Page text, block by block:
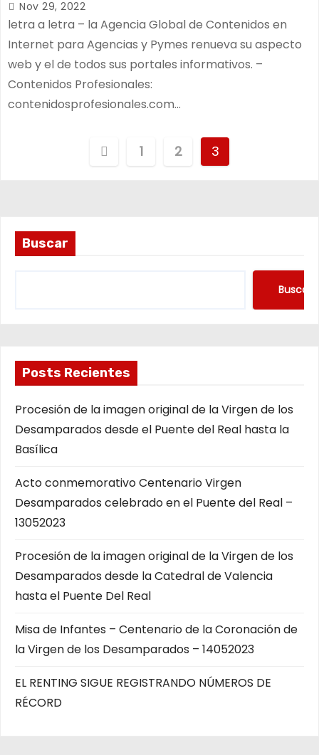
Nov 29, 2022
letra a letra – la Agencia Global de Contenidos en
Internet para Agencias y Pymes renueva su aspecto
web y el de todos sus portales informativos. –
Contenidos Profesionales:
contenidosprofesionales.com…
i
ó
n
e
e
t
r
a
d
a
1 2 3
Buscar
Buscar
Posts Recientes
Procesión de la imagen original de la Virgen de los
Desamparados desde el Puente del Real hasta la
Basílica
Acto conmemorativo Centenario Virgen
Desamparados celebrado en el Puente del Real –
13052023
Procesión de la imagen original de la Virgen de los
Desamparados desde la Catedral de Valencia
hasta el Puente Del Real
Misa de Infantes – Centenario de la Coronación de
la Virgen de los Desamparados – 14052023
EL RENTING SIGUE REGISTRANDO NÚMEROS DE
RÉCORD